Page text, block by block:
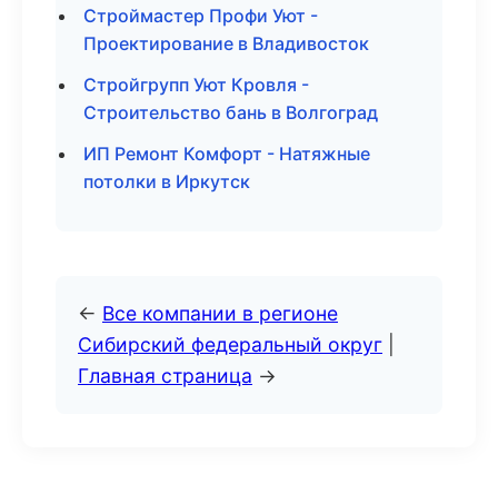
Строймастер Профи Уют -
Проектирование в Владивосток
Стройгрупп Уют Кровля -
Строительство бань в Волгоград
ИП Ремонт Комфорт - Натяжные
потолки в Иркутск
← Все компании в регионе
Сибирский федеральный округ
Главная страница →